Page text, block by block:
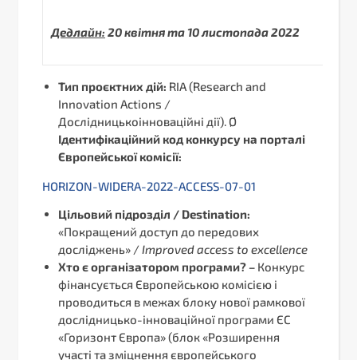
Дедлайн: 20 квітня та 10 листопада 2022
Тип проєктних дій: RIA (Research and
Innovation Actions /
Дослідницькоінноваційні дії). Ø
Ідентифікаційний код конкурсу на порталі
Європейської комісії:
HORIZON-WIDERA-2022-ACCESS-07-01
Цільовий підрозділ / Destination:
«Покращений доступ до передових
досліджень» /Improved access to excellence
Хто є організатором програми? – Конкурс
фінансується Європейською комісією і
проводиться в межах блоку нової рамкової
дослідницько-інноваційної програми ЄС
«Горизонт Європа» (блок «Розширення
участі та зміцнення європейського